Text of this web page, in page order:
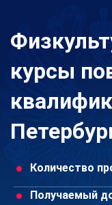
курсы
Количество
Получаемый